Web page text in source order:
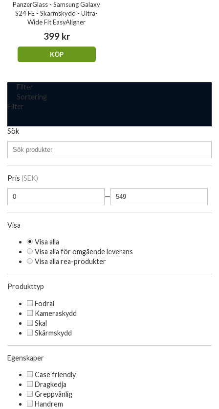
PanzerGlass - Samsung Galaxy
S24 FE - Skärmskydd - Ultra-
Wide Fit EasyAligner
399 kr
KÖP
Filter
Sortering
Filter
Sök
Pris (SEK)
—
Visa
Visa alla
Visa alla för omgående leverans
Visa alla rea-produkter
Produkttyp
Fodral
Kameraskydd
Skal
Skärmskydd
Egenskaper
Case friendly
Dragkedja
Greppvänlig
Handrem